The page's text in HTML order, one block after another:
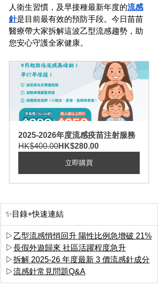
人衛生習慣，及早接種最新年度的流感
針是目前最有效的預防手段。今日苗苗
醫療帶大家拆解這波乙型流感趨勢，助
您安心守護全家健康。
2025-2026年度流感疫苗注射服務
HK$400.00HK$280.00
立即購買
✨目錄+快速連結
▷ 乙型流感悄悄回升 陽性比例急增破 21%
▷長假外遊歸來 社區活躍程度急升
▷拆解 2025-26 年度最新 3 價流感針成分
▷流感針常見問題Q&A